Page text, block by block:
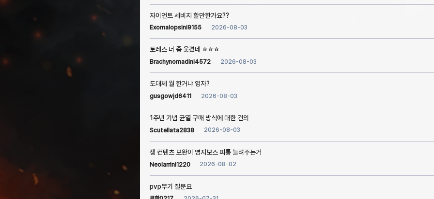
자이언트 세비지 할만한가요??
Exomalopsini9155 2026-08-03
토레스 너 좀 웃겼네 ㅎㅎㅎ
Brachynomadini4572 2026-08-03
도대체 뭘 한거냐 영자?
gusgowjd6411 2026-08-03
1주년 기념 균열 구매 방식에 대한 건의
Scutellata2838 2026-08-03
쟁 컨텐츠 보완이 영지보스 피통 늘려주는거
Neolarrini1220 2026-08-02
pvp무기 질문요